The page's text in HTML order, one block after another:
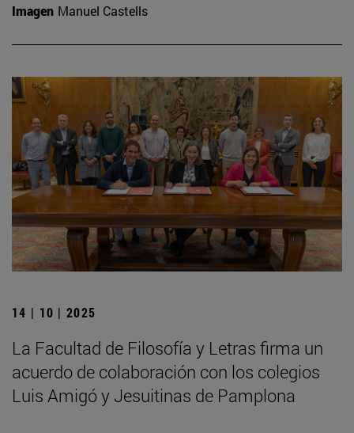
Imagen Manuel Castells
14 | 10 | 2025
La Facultad de Filosofía y Letras firma un
acuerdo de colaboración con los colegios
Luis Amigó y Jesuitinas de Pamplona